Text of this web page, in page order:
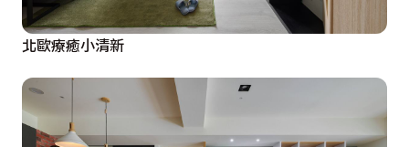
北歐療癒小清新